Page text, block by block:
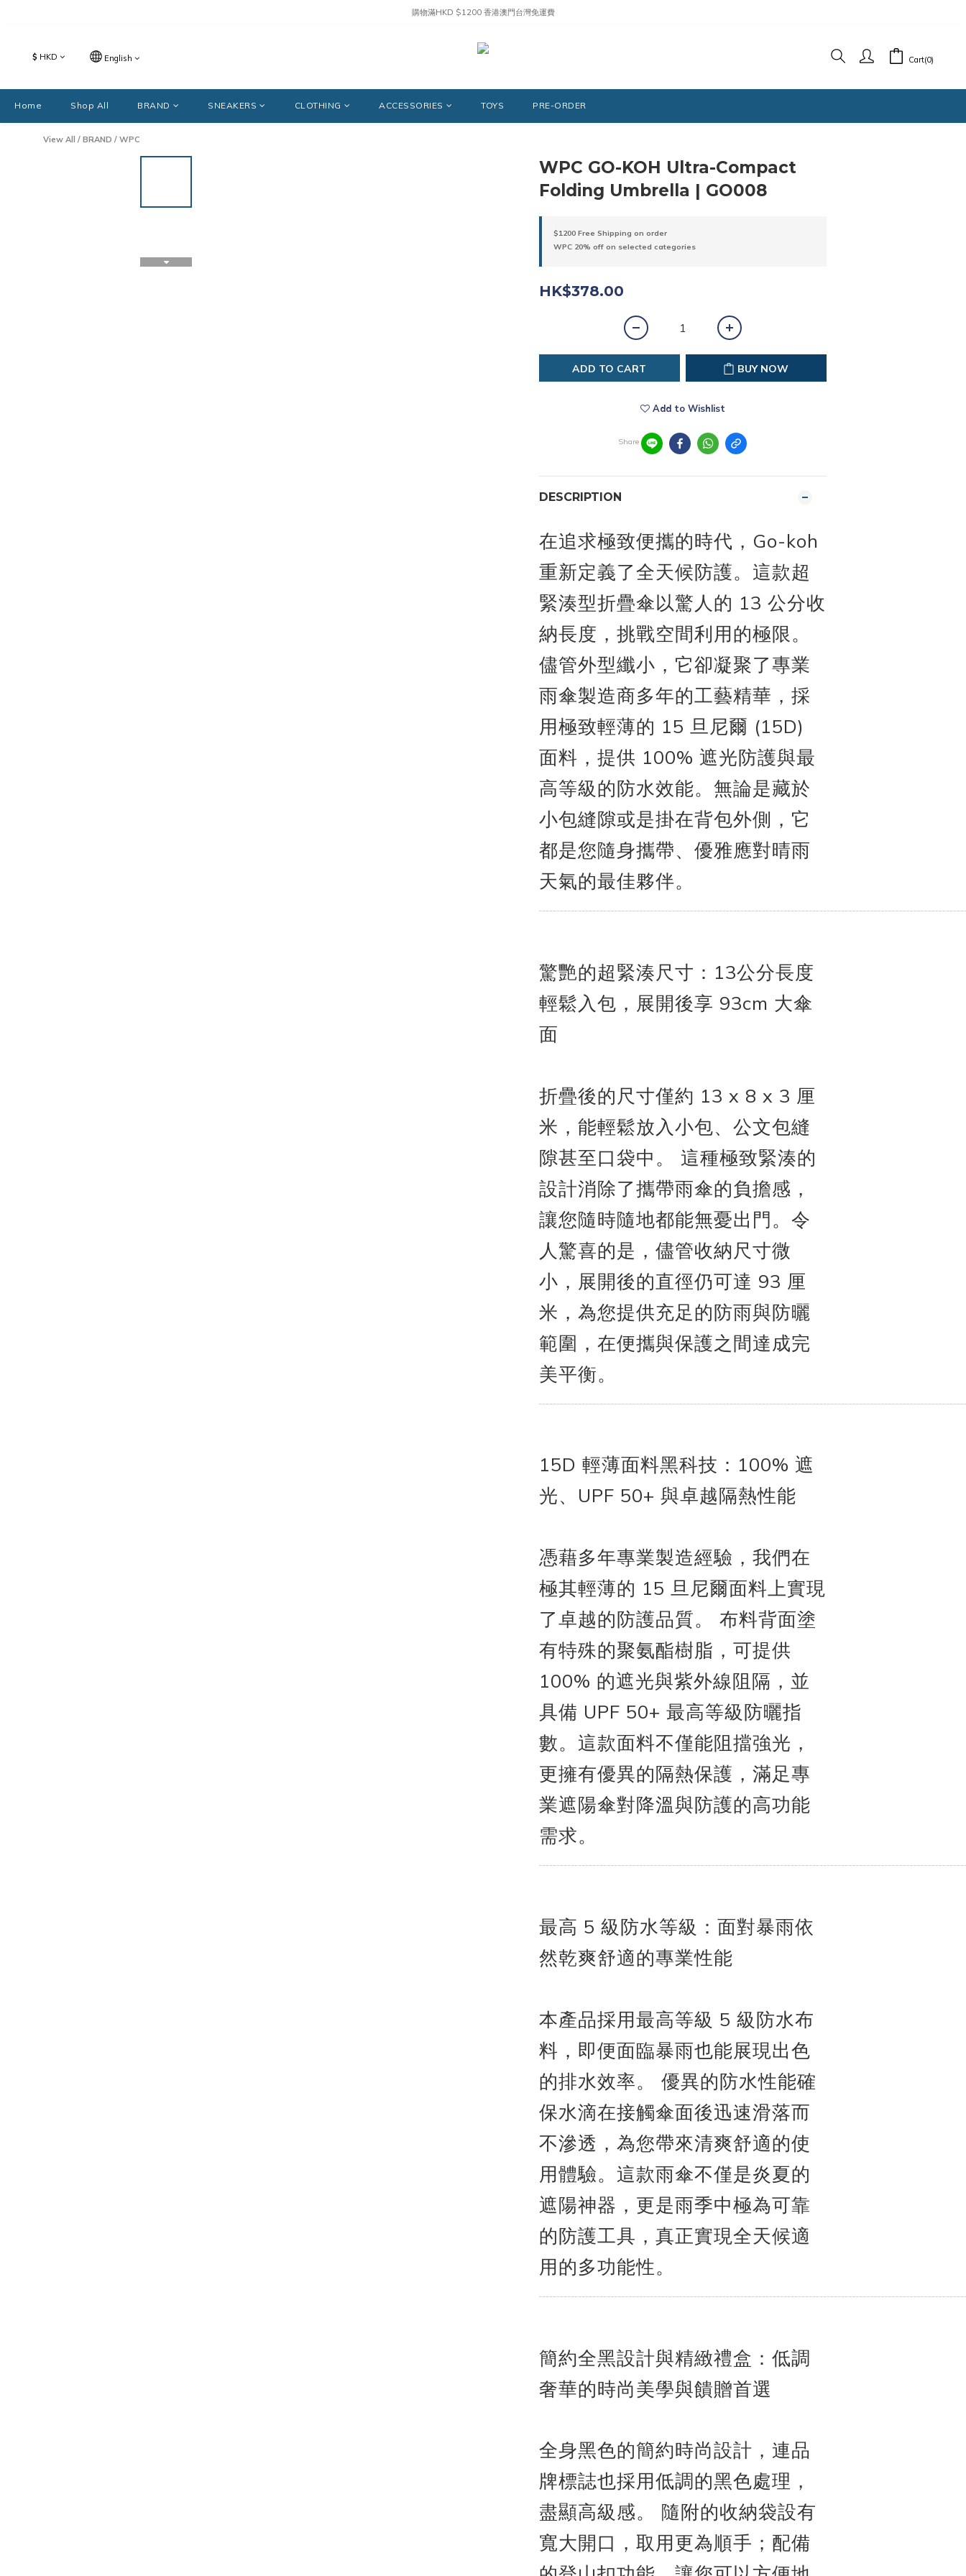
購物滿HKD $1200 香港澳門台灣免運費
$ HKD English Cart(0)
Home Shop All BRAND SNEAKERS CLOTHING ACCESSORIES TOYS PRE-ORDER
View All / BRAND / WPC
WPC GO-KOH Ultra-Compact
Folding Umbrella | GO008
$1200 Free Shipping on order
WPC 20% off on selected categories
HK$378.00
ADD TO CART BUY NOW
Add to Wishlist
Share
DESCRIPTION
在追求極致便攜的時代，Go-koh
重新定義了全天候防護。這款超
緊湊型折疊傘以驚人的 13 公分收
納長度，挑戰空間利用的極限。
儘管外型纖小，它卻凝聚了專業
雨傘製造商多年的工藝精華，採
用極致輕薄的 15 旦尼爾 (15D)
面料，提供 100% 遮光防護與最
高等級的防水效能。無論是藏於
小包縫隙或是掛在背包外側，它
都是您隨身攜帶、優雅應對晴雨
天氣的最佳夥伴。
驚艷的超緊湊尺寸：13公分長度
輕鬆入包，展開後享 93cm 大傘
面
折疊後的尺寸僅約 13 x 8 x 3 厘
米，能輕鬆放入小包、公文包縫
隙甚至口袋中。
這種極致緊湊的
設計消除了攜帶雨傘的負擔感，
讓您隨時隨地都能無憂出門。令
人驚喜的是，儘管收納尺寸微
小，展開後的直徑仍可達 93 厘
米，為您提供充足的防雨與防曬
範圍，在便攜與保護之間達成完
美平衡。
15D 輕薄面料黑科技：100% 遮
光、UPF 50+ 與卓越隔熱性能
憑藉多年專業製造經驗，我們在
極其輕薄的 15 旦尼爾面料上實現
了卓越的防護品質。
布料背面塗
有特殊的聚氨酯樹脂，可提供
100% 的遮光與紫外線阻隔，並
具備 UPF 50+ 最高等級防曬指
數。這款面料不僅能阻擋強光，
更擁有優異的隔熱保護，滿足專
業遮陽傘對降溫與防護的高功能
需求。
最高 5 級防水等級：面對暴雨依
然乾爽舒適的專業性能
本產品採用最高等級 5 級防水布
料，即便面臨暴雨也能展現出色
的排水效率。
優異的防水性能確
保水滴在接觸傘面後迅速滑落而
不滲透，為您帶來清爽舒適的使
用體驗。這款雨傘不僅是炎夏的
遮陽神器，更是雨季中極為可靠
的防護工具，真正實現全天候適
用的多功能性。
簡約全黑設計與精緻禮盒：低調
奢華的時尚美學與饋贈首選
全身黑色的簡約時尚設計，連品
牌標誌也採用低調的黑色處理，
盡顯高級感。
隨附的收納袋設有
寬大開口，取用更為順手；配備